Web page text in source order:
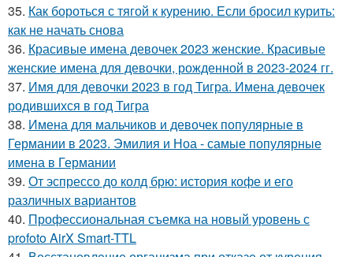
35. Как бороться с тягой к курению. Если бросил курить:
как не начать снова
36. Красивые имена девочек 2023 женские. Красивые
женские имена для девочки, рожденной в 2023-2024 гг.
37. Имя для девочки 2023 в год Тигра. Имена девочек
родившихся в год Тигра
38. Имена для мальчиков и девочек популярные в
Германии в 2023. Эмилия и Ноа - самые популярные
имена в Германии
39. От эспрессо до колд брю: история кофе и его
различных вариантов
40. Профессиональная съемка на новый уровень с
profoto AirX Smart-TTL